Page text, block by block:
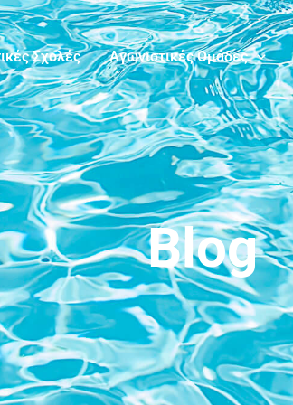
Σχολές Αγωνιστικές Ομάδες
Blog